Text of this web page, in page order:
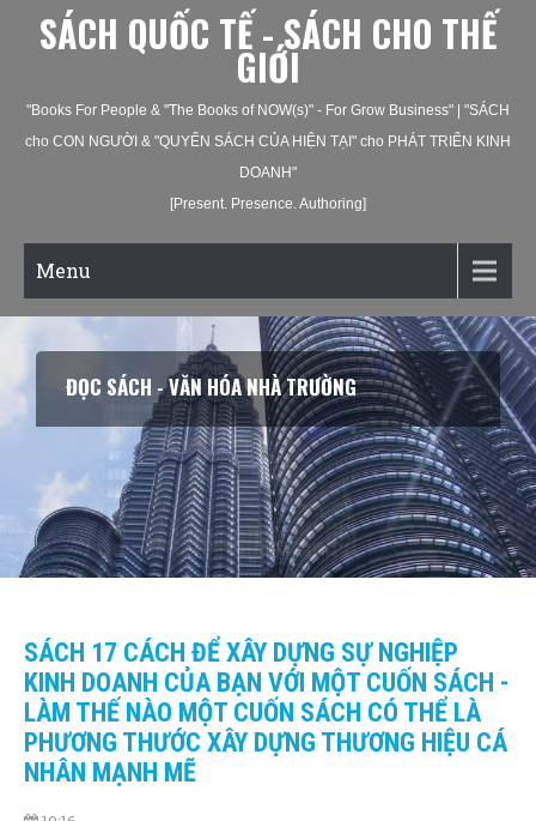
SÁCH QUỐC TẾ - SÁCH CHO THẾ
GIỚI
"Books For People & "The Books of NOW(s)" - For Grow Business" | "SÁCH
cho CON NGƯỜI & "QUYỂN SÁCH CỦA HIỆN TẠI" cho PHÁT TRIỂN KINH
DOANH"
[Present. Presence. Authoring]
Menu
ĐỌC SÁCH - VĂN HÓA NHÀ TRƯỜNG
SÁCH 17 CÁCH ĐỂ XÂY DỰNG SỰ NGHIỆP
KINH DOANH CỦA BẠN VỚI MỘT CUỐN SÁCH -
LÀM THẾ NÀO MỘT CUỐN SÁCH CÓ THỂ LÀ
PHƯƠNG THƯỚC XÂY DỰNG THƯƠNG HIỆU CÁ
NHÂN MẠNH MẼ